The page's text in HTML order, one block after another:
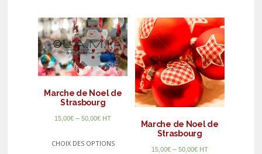
Marche de Noel de
Strasbourg
15,00€ –50,00€ HT
CHOIX DES OPTIONS
Marche de Noel de
Strasbourg
15,00€– 50,00€ HT